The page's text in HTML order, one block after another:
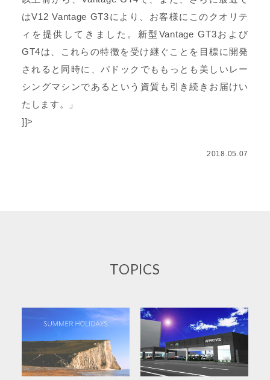
はV12 Vantage GT3により、お客様にこのクオリテ
ィを提供してきました。新型Vantage GT3および
GT4は、これらの特徴を受け継ぐことを目標に開発
されると同時に、パドックでももっとも美しいレー
シングマシンであるという資質も引き続きお届けい
たします。」
]]>
2018.05.07
TOPICS